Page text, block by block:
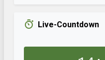
Live-Countdown